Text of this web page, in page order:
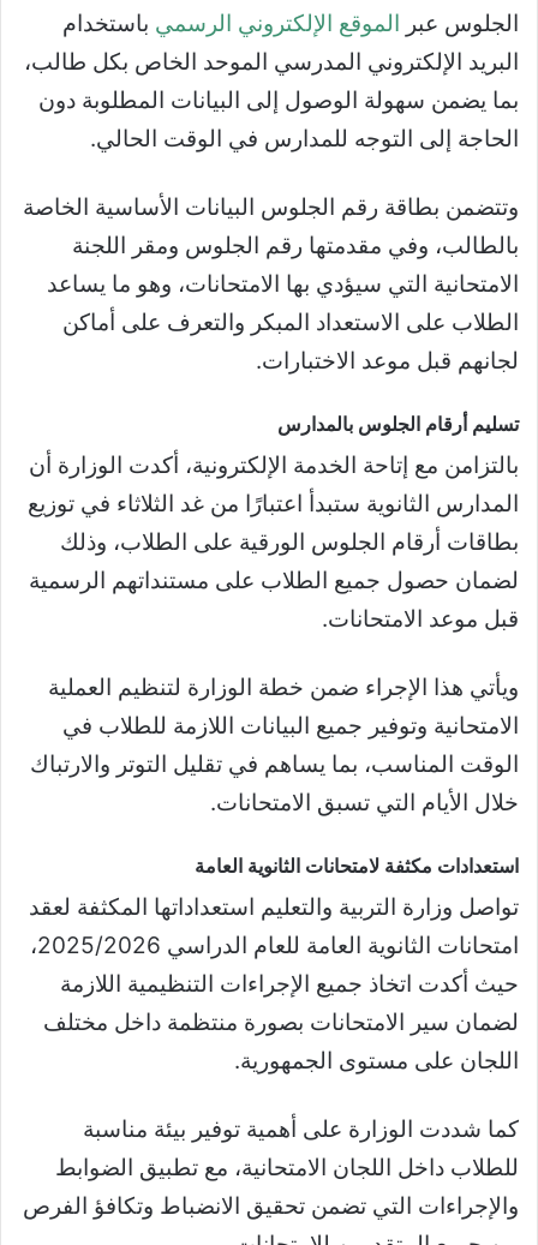
الجلوس عبر الموقع الإلكتروني الرسمي باستخدام
البريد الإلكتروني المدرسي الموحد الخاص بكل طالب،
بما يضمن سهولة الوصول إلى البيانات المطلوبة دون
الحاجة إلى التوجه للمدارس في الوقت الحالي.
وتتضمن بطاقة رقم الجلوس البيانات الأساسية الخاصة
بالطالب، وفي مقدمتها رقم الجلوس ومقر اللجنة
الامتحانية التي سيؤدي بها الامتحانات، وهو ما يساعد
الطلاب على الاستعداد المبكر والتعرف على أماكن
لجانهم قبل موعد الاختبارات.
تسليم أرقام الجلوس بالمدارس
بالتزامن مع إتاحة الخدمة الإلكترونية، أكدت الوزارة أن
المدارس الثانوية ستبدأ اعتبارًا من غد الثلاثاء في توزيع
بطاقات أرقام الجلوس الورقية على الطلاب، وذلك
لضمان حصول جميع الطلاب على مستنداتهم الرسمية
قبل موعد الامتحانات.
ويأتي هذا الإجراء ضمن خطة الوزارة لتنظيم العملية
الامتحانية وتوفير جميع البيانات اللازمة للطلاب في
الوقت المناسب، بما يساهم في تقليل التوتر والارتباك
خلال الأيام التي تسبق الامتحانات.
استعدادات مكثفة لامتحانات الثانوية العامة
تواصل وزارة التربية والتعليم استعداداتها المكثفة لعقد
امتحانات الثانوية العامة للعام الدراسي 2025/2026،
حيث أكدت اتخاذ جميع الإجراءات التنظيمية اللازمة
لضمان سير الامتحانات بصورة منتظمة داخل مختلف
اللجان على مستوى الجمهورية.
كما شددت الوزارة على أهمية توفير بيئة مناسبة
للطلاب داخل اللجان الامتحانية، مع تطبيق الضوابط
والإجراءات التي تضمن تحقيق الانضباط وتكافؤ الفرص